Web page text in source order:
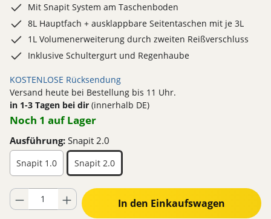
Mit Snapit System am Taschenboden
8L Hauptfach + ausklappbare Seitentaschen mit je 3L
1L Volumenerweiterung durch zweiten Reißverschluss
Inklusive Schultergurt und Regenhaube
KOSTENLOSE Rücksendung
Versand heute bei Bestellung bis 11 Uhr.
in 1-3 Tagen bei dir (innerhalb DE)
Noch 1 auf Lager
Ausführung: Snapit 2.0
Snapit 1.0 Snapit 2.0
Produkt Anzahl: Gib den gewünschten Wert ein oder benutze die
In den Einkaufswagen